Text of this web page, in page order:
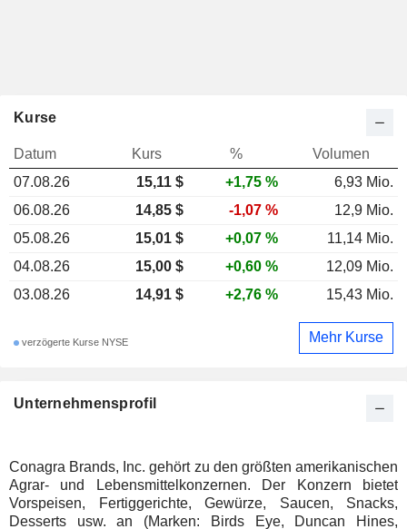
Unternehmensprofil
Conagra Brands, Inc. gehört zu den größten amerikanischen
Agrar- und Lebensmittelkonzernen. Der Konzern bietet
Vorspeisen, Fertiggerichte, Gewürze, Saucen, Snacks,
Desserts usw. an (Marken: Birds Eye, Duncan Hines,
Kurse
Datum Kurs %
Volumen
07.08.26
15,11 $ +1,75 %
6,93 Mio.
06.08.26
14,85 $ -1,07 %
12,9 Mio.
05.08.26
15,01 $ +0,07 %
11,14 Mio.
04.08.26
15,00 $ +0,60 %
12,09 Mio.
03.08.26
14,91 $ +2,76 % 15,43 Mio.
verzögerte Kurse NYSE Mehr Kurse